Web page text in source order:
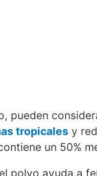
pueden
tropicales y
un 50%
polvo ayuda a